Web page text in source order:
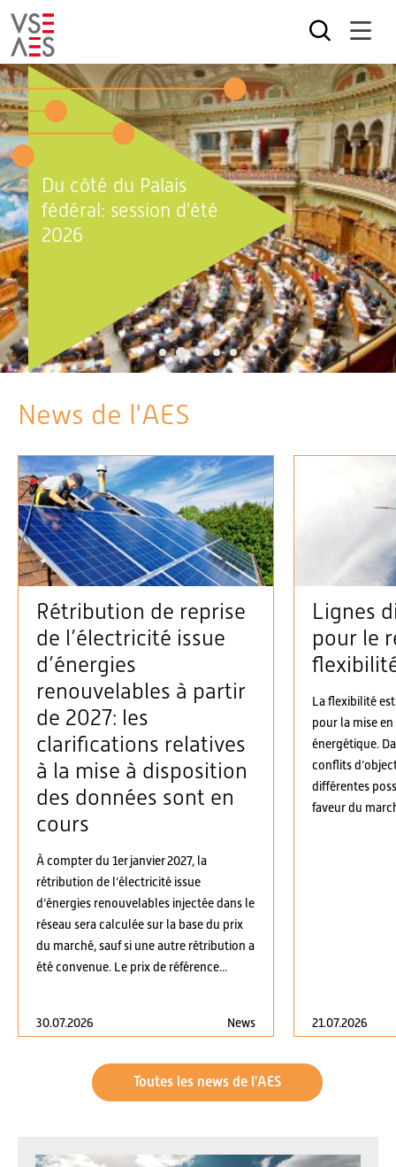
Aller
au
contenu
principal
Du côté du Palais
fédéral: session d'été
2026
1 2 3 4 5
News de l'AES
Rétribution de reprise
de l’électricité issue
d’énergies
renouvelables à partir
de 2027: les
clarifications relatives
à la mise à disposition
des données sont en
cours
À compter du 1er janvier 2027, la
rétribution de l’électricité issue
d’énergies renouvelables injectée dans le
réseau sera calculée sur la base du prix
du marché, sauf si une autre rétribution a
été convenue. Le prix de référence...
30.07.2026 News
Lignes
pour le
La flexibilité
pour la mise
énergétique.
conflits
différentes
faveur du
21.07.2026
Toutes les news de l'AES